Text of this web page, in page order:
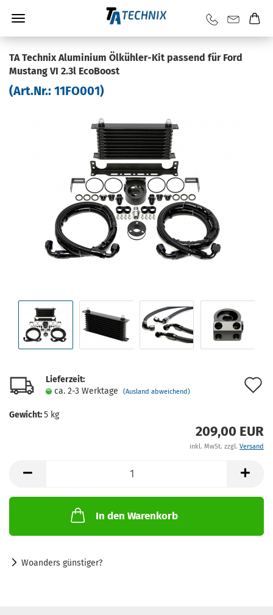
TA Tech­nix Alu­mi­ni­um Ölkühler-​Kit pas­send für Ford
Mus­tang VI 2.3l Eco­Boost
(Art.Nr.: 11FO001)
Lieferzeit:
ca. 2-3 Werktage
(Ausland abweichend)
Gewicht:5 kg
209,00 EUR
inkl. MwSt. zzgl. Versand
In den Warenkorb
Woanders günstiger?